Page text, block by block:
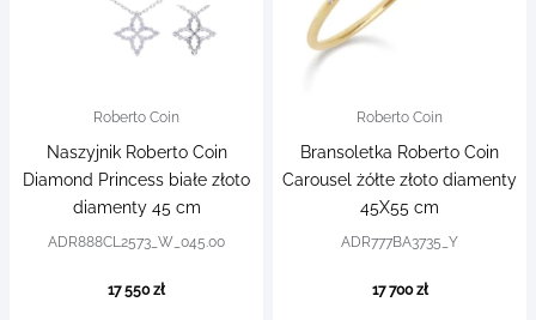
Roberto Coin
Naszyjnik Roberto Coin
Diamond Princess białe złoto
diamenty 45 cm
ADR888CL2573_W_045.00
17 550 zł
Roberto Coin
Bransoletka Roberto Coin
Carousel żółte złoto diamenty
45X55 cm
ADR777BA3735_Y
17 700 zł